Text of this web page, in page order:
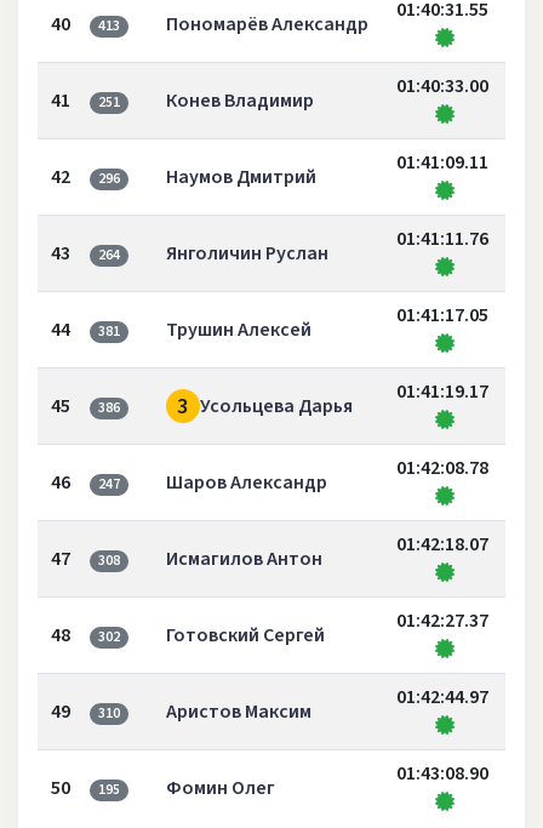
40 413 Пономарёв Александр
01:40:31.55
41 251 Конев Владимир
01:40:33.00
42 296 Наумов Дмитрий
01:41:09.11
43 264 Янголичин Руслан
01:41:11.76
44 381 Трушин Алексей
01:41:17.05
45 386 3 Усольцева Дарья
01:41:19.17
46 247 Шаров Александр
01:42:08.78
47 308 Исмагилов Антон
01:42:18.07
48 302 Готовский Сергей
01:42:27.37
49 310 Аристов Максим
01:42:44.97
50 195 Фомин Олег
01:43:08.90